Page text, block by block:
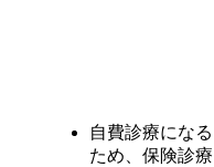
自費診療になる
ため、保険診療